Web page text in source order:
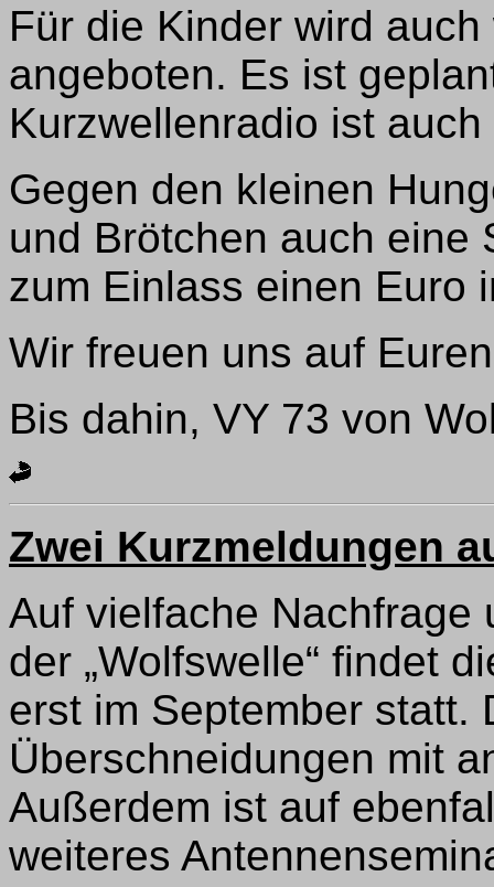
Für die Kinder wird
angeboten. Es ist
Kurzwellenradio ist
Gegen den kleinen
und Brötchen auch eine
zum Einlass einen Euro
Wir freuen uns auf
Bis dahin, VY 73 von
Zwei Kurzmeldungen
Auf vielfache Nachfrage
der „Wolfswelle“ findet
erst im September statt.
Überschneidungen mit
Außerdem ist auf
weiteres